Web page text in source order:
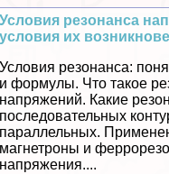
Условия резонанса
условия их
Условия резонанса:
и формулы. Что такое
напряжений. Какие
последовательных
параллельных.
магнетроны и
напряжения....